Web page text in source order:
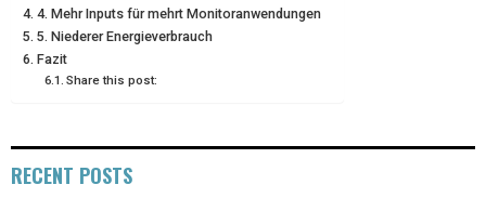
4. Mehr Inputs für mehrt Monitoranwendungen
5. Niederer Energieverbrauch
Fazit
Share this post:
RECENT POSTS